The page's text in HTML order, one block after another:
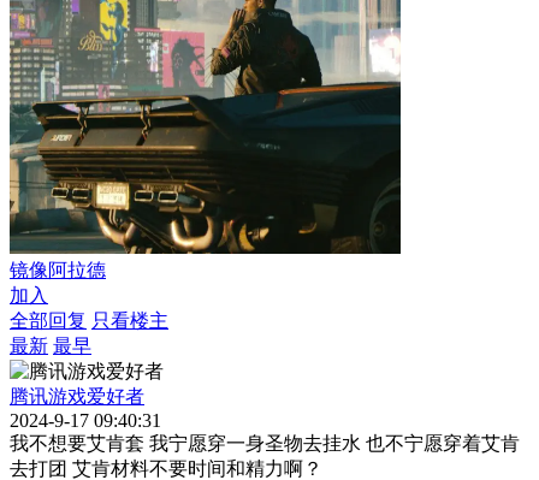
镜像阿拉德
加入
全部回复 只看楼主
最新 最早
腾讯游戏爱好者
2024-9-17 09:40:31
我不想要艾肯套 我宁愿穿一身圣物去挂水 也不宁愿穿着艾肯
去打团 艾肯材料不要时间和精力啊？